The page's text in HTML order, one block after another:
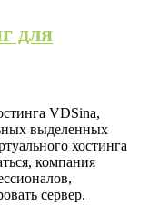
для
VDSina,
выделенных
хостинга
компания
сервер.